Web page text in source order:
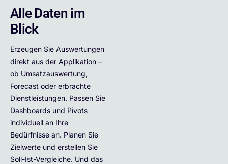
Alle Daten im
Blick
Erzeugen Sie Auswertungen
direkt aus der Applikation –
ob Umsatzauswertung,
Forecast oder erbrachte
Dienstleistungen. Passen Sie
Dashboards und Pivots
individuell an Ihre
Bedürfnisse an. Planen Sie
Zielwerte und erstellen Sie
Soll-Ist-Vergleiche. Und das